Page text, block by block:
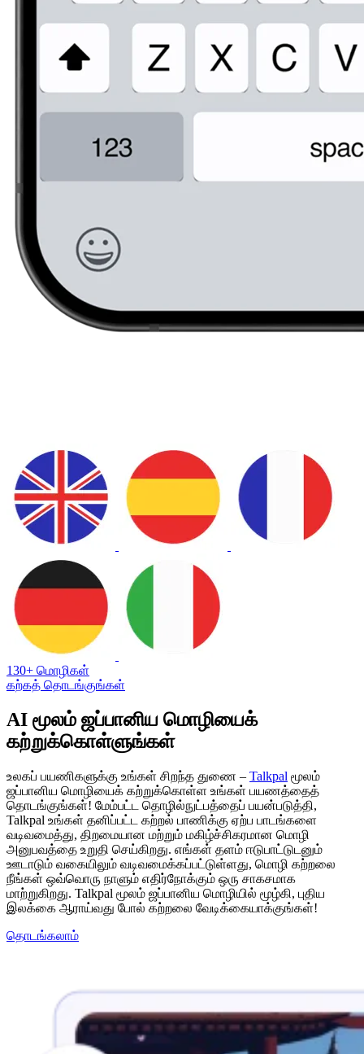
130+ மொழிகள்
கற்கத் தொடங்குங்கள்
AI மூலம் ஜப்பானிய மொழியைக்
கற்றுக்கொள்ளுங்கள்
உலகப் பயணிகளுக்கு உங்கள் சிறந்த துணை – Talkpal மூலம்
ஜப்பானிய மொழியைக் கற்றுக்கொள்ள உங்கள் பயணத்தைத்
தொடங்குங்கள்! மேம்பட்ட தொழில்நுட்பத்தைப் பயன்படுத்தி,
Talkpal உங்கள் தனிப்பட்ட கற்றல் பாணிக்கு ஏற்ப பாடங்களை
வடிவமைத்து, திறமையான மற்றும் மகிழ்ச்சிகரமான மொழி
அனுபவத்தை உறுதி செய்கிறது. எங்கள் தளம் ஈடுபாட்டுடனும்
ஊடாடும் வகையிலும் வடிவமைக்கப்பட்டுள்ளது, மொழி கற்றலை
நீங்கள் ஒவ்வொரு நாளும் எதிர்நோக்கும் ஒரு சாகசமாக
மாற்றுகிறது. Talkpal மூலம் ஜப்பானிய மொழியில் மூழ்கி, புதிய
இலக்கை ஆராய்வது போல் கற்றலை வேடிக்கையாக்குங்கள்!
தொடங்கலாம்